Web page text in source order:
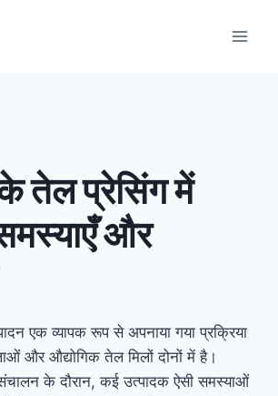
तेल प्रेसिंग में
और
एक व्यापक रूप से अपनाया गया प्रक्रिया
और औद्योगिक तेल मिलों दोनों में है।
के दौरान, कई उत्पादक ऐसी समस्याओं